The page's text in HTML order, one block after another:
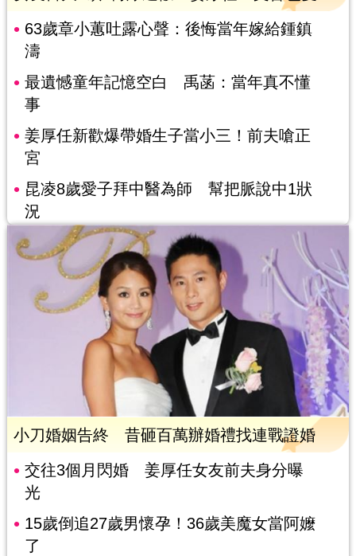
63歲章小蕙吐露心聲：後悔當年嫁給鍾鎮
濤
最遺憾童年記憶空白 禹菡：當年真不懂
事
姜厚任新歡爆帶婚生子當小三！前夫嗆正
宮
昆凌8歲愛子拜中醫為師 幫把脈說中1狀
況
小刀婚姻告終 昔砸百萬辦婚禮找連戰證婚
交往3個月閃婚 姜厚任女友前夫身分曝
光
15歲倒追27歲男懷孕！36歲美魔女當阿嬤
了